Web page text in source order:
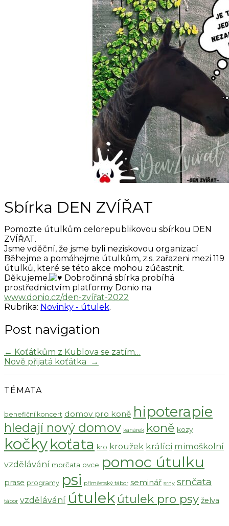
Sbírka DEN ZVÍŘAT
Pomozte útulkům celorepublikovou sbírkou DEN
ZVÍŘAT.
Jsme vděční, že jsme byli neziskovou organizací
Běhejme a pomáhejme útulkům, z.s. zařazeni mezi 119
útulků, které se této akce mohou zúčastnit.
Děkujeme.
Dobročinná sbírka probíhá
prostřednictvím platformy Donio na
www.donio.cz/den-zvířat-2022
Rubrika: Novinky - útulek.
Post navigation
← Koťátkům z Kublova se zatím…
Nově přijatá koťátka
→
TÉMATA
benefiční koncert domov pro koně hipoterapie
hledají nový domov kanárek koně kozy
kočky koťata kro kroužek králíci mimoškolní
vzdělávání morčata ovce pomoc útulku
prase programy psi příměstský tábor seminář srny srnčata
tábor vzdělávání útulek útulek pro psy želva